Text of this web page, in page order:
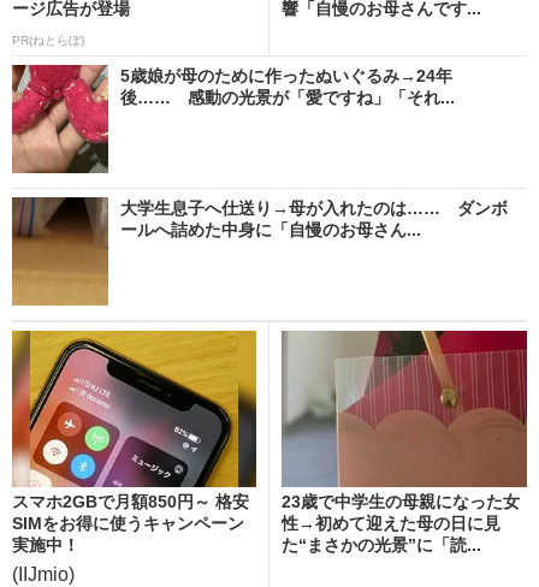
ージ広告が登場
PR(ねとらぼ)
響「自慢のお母さんです...
5歳娘が母のために作ったぬいぐるみ→24年
後…… 感動の光景が「愛ですね」「それ...
大学生息子へ仕送り→母が入れたのは…… ダンボ
ールへ詰めた中身に「自慢のお母さん...
スマホ2GBで月額850円～ 格安
SIMをお得に使うキャンペーン
実施中！
(IIJmio)
23歳で中学生の母親になった女
性→初めて迎えた母の日に見
た“まさかの光景”に「読...